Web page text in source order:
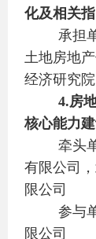
化及相关
承担
土地房地
经济研究院
4.房
核心能力
牵头
有限公司
限公司
参与
限公司